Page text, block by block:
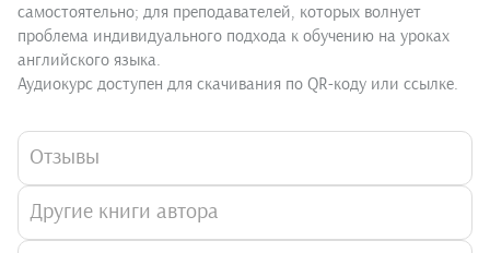
самостоятельно; для преподавателей, которых волнует
проблема индивидуального подхода к обучению на уроках
английского языка.
Аудиокурс доступен для скачивания по QR-коду или ссылке.
Отзывы
Другие книги автора